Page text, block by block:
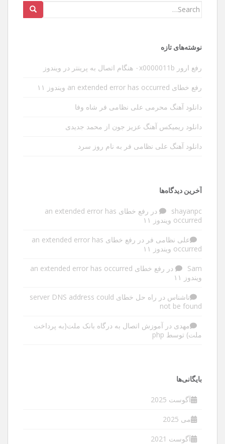
Search
نوشته‌های تازه
رفع ارور ۰x0000011b هنگام اتصال به پرینتر در ویندوز
رفع خطای an extended error has occurred ویندوز ۱۱
دانلود آهنگ محرمی علی نظامی فر شاه وفا
دانلود ریمیکس آهنگ عزیز جون از محمد جدیدی
دانلود آهنگ علی نظامی فر به نام روز سرد
آخرین دیدگاه‌ها
shayanpc در
رفع خطای an extended error has
occurred ویندوز ۱۱
علی نظامی فر در
رفع خطای an extended error has
occurred ویندوز ۱۱
Sam در
رفع خطای an extended error has occurred
ویندوز ۱۱
ناشناس در
راه حل خطای server DNS address could
not be found
مهدی در آموزش اتصال به درگاه بانک ملت(به پرداخت
ملت) توسط php
بایگانی‌ها
آگوست 2025
می 2025
آگوست 2021